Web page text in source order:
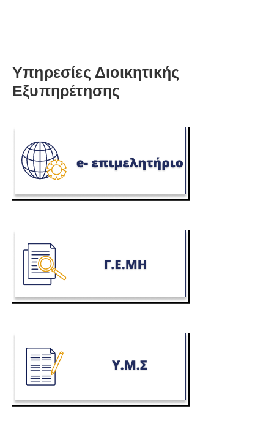
Υπηρεσίες Διοικητικής
Εξυπηρέτησης